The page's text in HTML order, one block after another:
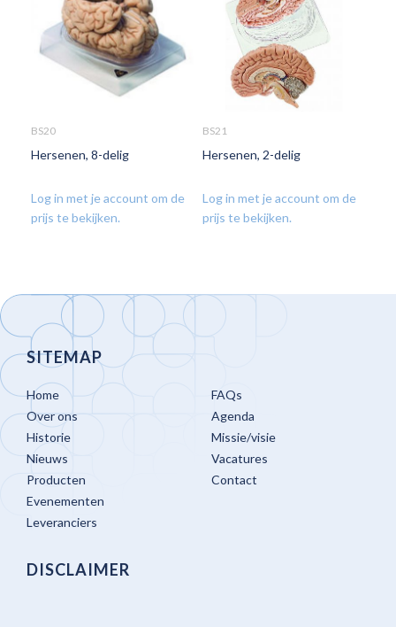
BS20
Hersenen, 8-delig
Log in met je account om de
prijs te bekijken.
BS21
Hersenen, 2-delig
Log in met je account om de
prijs te bekijken.
SITEMAP
Home
Over ons
Historie
Nieuws
Producten
Evenementen
Leveranciers
FAQs
Agenda
Missie/visie
Vacatures
Contact
DISCLAIMER